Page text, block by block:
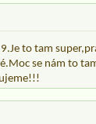
to tam
se nám to